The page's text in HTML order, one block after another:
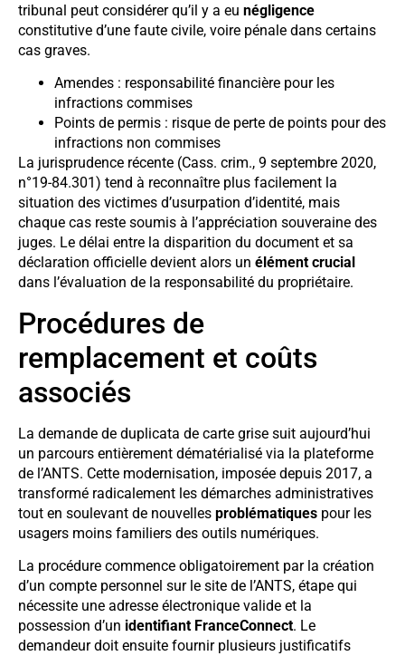
tribunal peut considérer qu’il y a eu négligence
constitutive d’une faute civile, voire pénale dans certains
cas graves.
Amendes : responsabilité financière pour les
infractions commises
Points de permis : risque de perte de points pour des
infractions non commises
La jurisprudence récente (Cass. crim., 9 septembre 2020,
n°19-84.301) tend à reconnaître plus facilement la
situation des victimes d’usurpation d’identité, mais
chaque cas reste soumis à l’appréciation souveraine des
juges. Le délai entre la disparition du document et sa
déclaration officielle devient alors un élément crucial
dans l’évaluation de la responsabilité du propriétaire.
Procédures de
remplacement et coûts
associés
La demande de duplicata de carte grise suit aujourd’hui
un parcours entièrement dématérialisé via la plateforme
de l’ANTS. Cette modernisation, imposée depuis 2017, a
transformé radicalement les démarches administratives
tout en soulevant de nouvelles problématiques pour les
usagers moins familiers des outils numériques.
La procédure commence obligatoirement par la création
d’un compte personnel sur le site de l’ANTS, étape qui
nécessite une adresse électronique valide et la
possession d’un identifiant FranceConnect. Le
demandeur doit ensuite fournir plusieurs justificatifs